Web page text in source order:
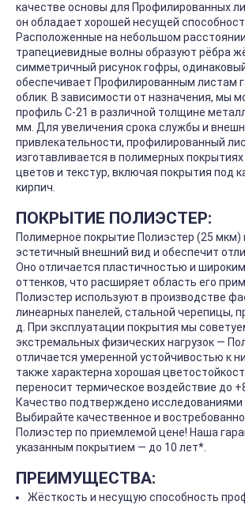
качестве основы для Профилированных
он обладает хорошей несущей
Расположенные на небольшом расстоянии
трапециевидные волны образуют рёбра
симметричный рисунок гофры,
обеспечивает Профилированным листам
облик. В зависимости от назначения, мы
профиль С-21 в различной толщине
мм. Для увеличения срока службы и
привлекательности, профилированный
изготавливается в полимерных
цветов и текстур, включая покрытия под
кирпич.
ПОКРЫТИЕ ПОЛИЭСТЕР:
Полимерное покрытие Полиэстер (25
эстетичный внешний вид и обеспечит
Оно отличается пластичностью и
оттенков, что расширяет область его
Полиэстер используют в производстве
линеарных панелей, стальной черепицы,
д. При эксплуатации покрытия мы
экстремальных физических нагрузок —
отличается умеренной устойчивостью к
также характерна хорошая
переносит термическое воздействие до
Качество подтверждено
Выбирайте качественное и
Полиэстер по приемлемой цене! Наша
указанным покрытием — до 10 лет*.
ПРЕИМУЩЕСТВА:
Жёсткость и несущую способность